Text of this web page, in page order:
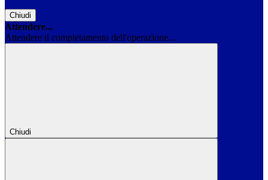
Chiudi
Attendere...
Attendere il completamento dell'operazione...
Chiudi